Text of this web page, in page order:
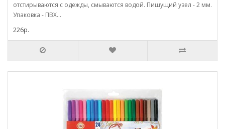
отстирываются с одежды, смываются водой. Пишущий узел - 2 мм.
Упаковка - ПВХ...
226р.